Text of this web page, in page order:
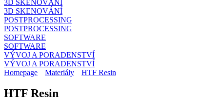
3D SKENOVÁNÍ
3D SKENOVÁNÍ
POSTPROCESSING
POSTPROCESSING
SOFTWARE
SOFTWARE
VÝVOJ A PORADENSTVÍ
VÝVOJ A PORADENSTVÍ
Homepage
Materiály HTF Resin
HTF Resin